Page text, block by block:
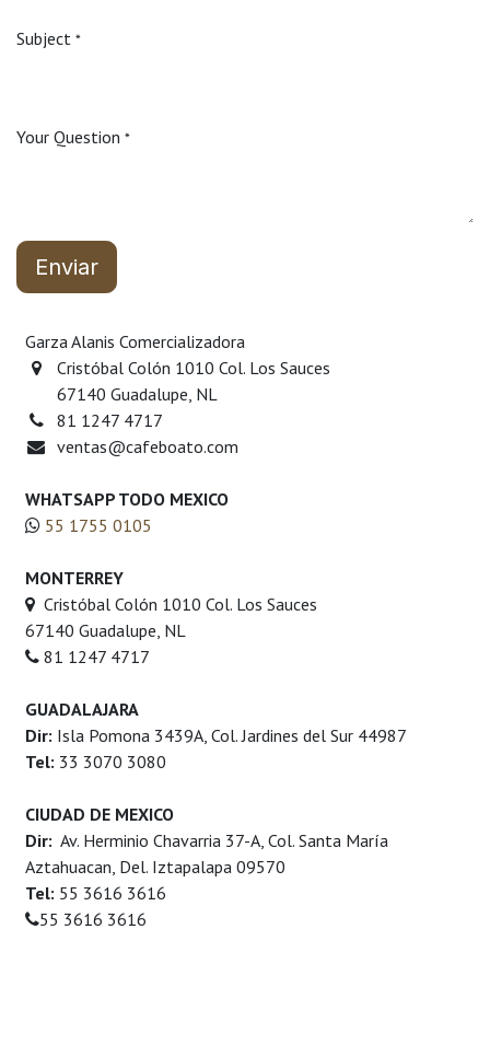
Subject *
Your Question *
Enviar
Garza Alanis Comercializadora
Cristóbal Colón 1010 Col. Los Sauces
67140 Guadalupe, NL
81 1247 4717
ventas@cafeboato.com
WHATSAPP TODO MEXICO
55 1755 0105
MONTERREY
Cristóbal Colón 1010 Col. Los Sauces
67140 Guadalupe, NL
81 1247 4717
GUADALAJARA
Dir: Isla Pomona 3439A, Col. Jardines del Sur 44987
Tel: 33 3070 3080
CIUDAD DE MEXICO
Dir: Av. Herminio Chavarria 37-A, Col. Santa María
Aztahuacan, Del. Iztapalapa 09570
Tel: 55 3616 3616
55 3616 3616